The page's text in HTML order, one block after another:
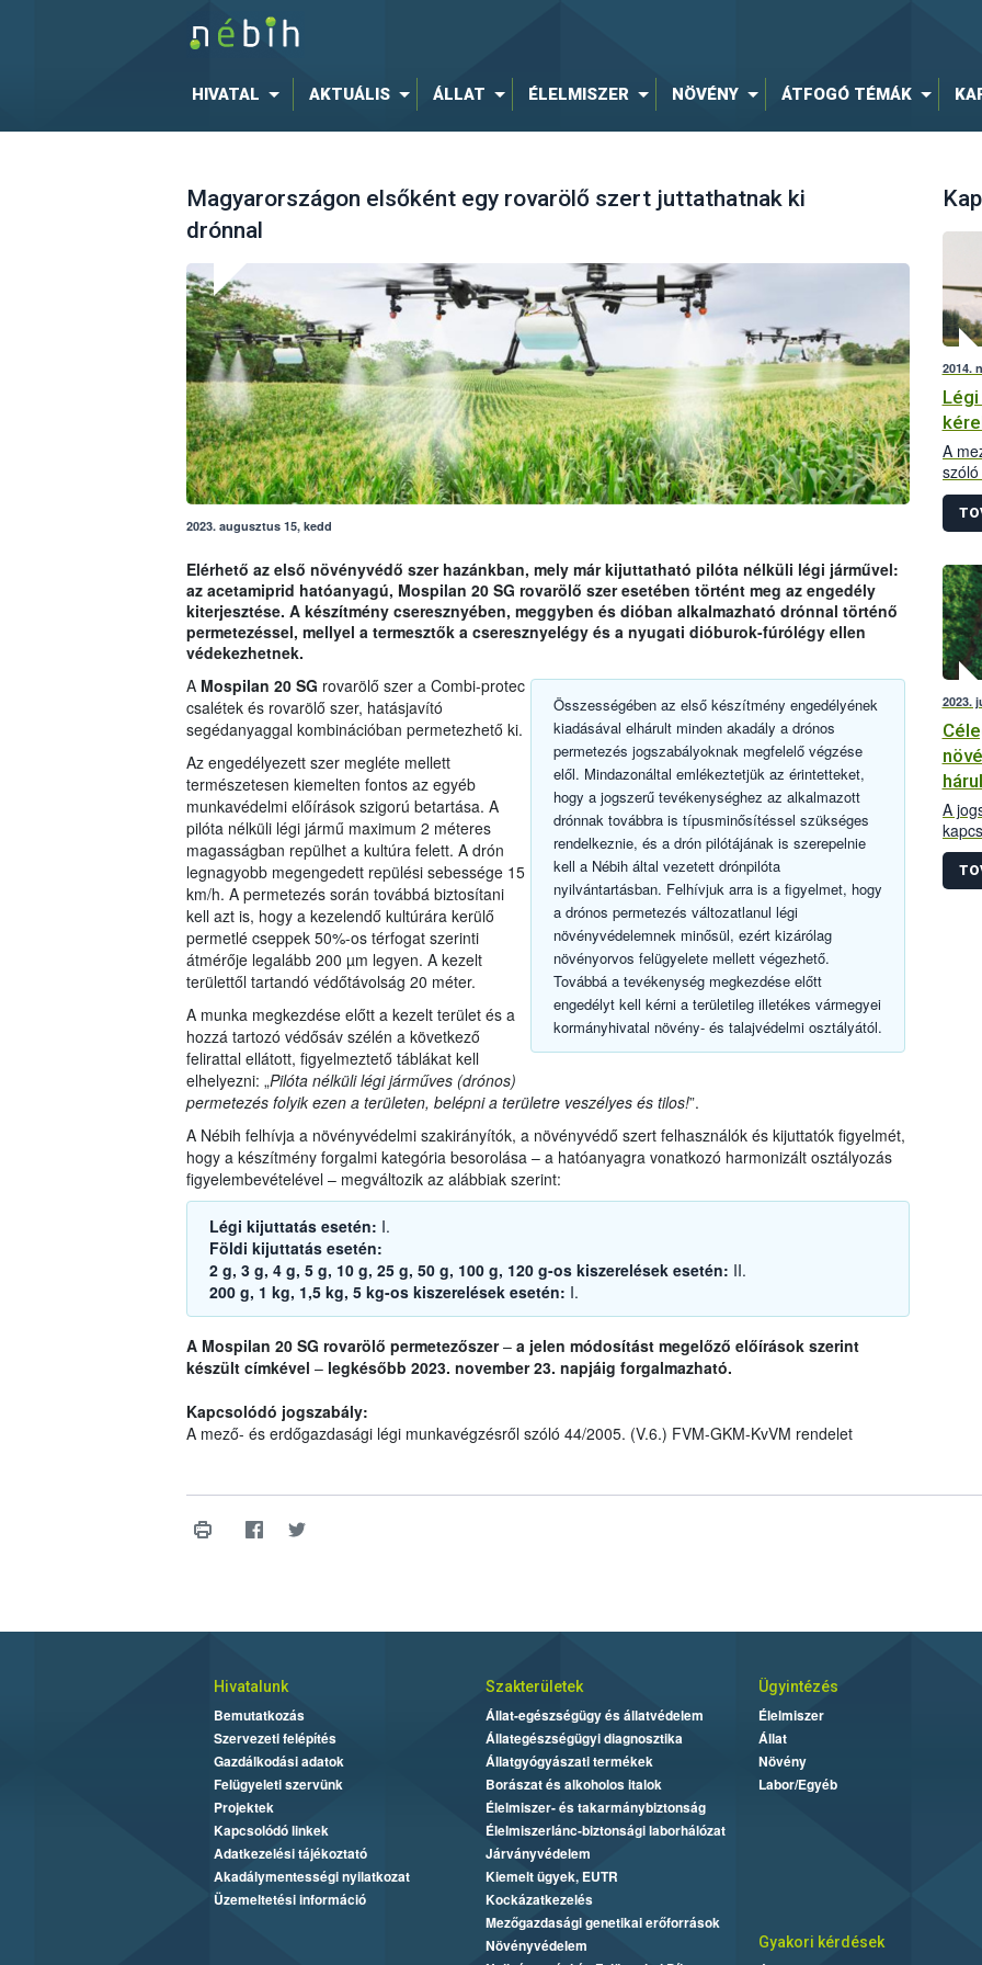
HIVATAL AKTUÁLIS ÁLLAT ÉLELMISZER NÖVÉNY ÁTFOGÓ TÉMÁK
Magyarországon elsőként egy rovarölő szert juttathatnak ki
drónnal
2023. augusztus 15, kedd
Elérhető az első növényvédő szer hazánkban, mely már kijuttatható pilóta nélküli légi járművel:
az acetamiprid hatóanyagú, Mospilan 20 SG rovarölő szer esetében történt meg az engedély
kiterjesztése. A készítmény cseresznyében, meggyben és dióban alkalmazható drónnal történő
permetezéssel, mellyel a termesztők a cseresznyelégy és a nyugati dióburok-fúrólégy ellen
védekezhetnek.
Összességében az első készítmény engedélyének
kiadásával elhárult minden akadály a drónos
permetezés jogszabályoknak megfelelő végzése
elől. Mindazonáltal emlékeztetjük az érintetteket,
hogy a jogszerű tevékenységhez az alkalmazott
drónnak továbbra is típusminősítéssel szükséges
rendelkeznie, és a drón pilótájának is szerepelnie
kell a Nébih által vezetett drónpilóta
nyilvántartásban. Felhívjuk arra is a figyelmet, hogy
a drónos permetezés változatlanul légi
növényvédelemnek minősül, ezért kizárólag
növényorvos felügyelete mellett végezhető.
Továbbá a tevékenység megkezdése előtt
engedélyt kell kérni a területileg illetékes vármegyei
kormányhivatal növény- és talajvédelmi osztályától.
AMospilan 20 SG rovarölő szer a Combi-protec
csalétek és rovarölő szer, hatásjavító
segédanyaggal kombinációban permetezhető ki.
Az engedélyezett szer megléte mellett
természetesen kiemelten fontos az egyéb
munkavédelmi előírások szigorú betartása. A
pilóta nélküli légi jármű maximum 2 méteres
magasságban repülhet a kultúra felett. A drón
legnagyobb megengedett repülési sebessége 15
km/h. A permetezés során továbbá biztosítani
kell azt is, hogy a kezelendő kultúrára kerülő
permetlé cseppek 50%-os térfogat szerinti
átmérője legalább 200 µm legyen. A kezelt
területtől tartandó védőtávolság 20 méter.
A munka megkezdése előtt a kezelt terület és a
hozzá tartozó védősáv szélén a következő
felirattal ellátott, figyelmeztető táblákat kell
elhelyezni: „Pilóta nélküli légi járműves (drónos)
permetezés folyik ezen a területen, belépni a területre veszélyes és tilos!”.
A Nébih felhívja a növényvédelmi szakirányítók, a növényvédő szert felhasználók és kijuttatók figyelmét,
hogy a készítmény forgalmi kategória besorolása – a hatóanyagra vonatkozó harmonizált osztályozás
figyelembevételével – megváltozik az alábbiak szerint:
Légi kijuttatás esetén: I.
Földi kijuttatás esetén:
2 g, 3 g, 4 g, 5 g, 10 g, 25 g, 50 g, 100 g, 120 g-os kiszerelések esetén: II.
200 g, 1 kg, 1,5 kg, 5 kg-os kiszerelések esetén: I.
A Mospilan 20 SG rovarölő permetezőszer– a jelen módosítást megelőző előírások szerint
készült címkével –legkésőbb 2023. november 23. napjáig forgalmazható.
Kapcsolódó jogszabály:
A mező- és erdőgazdasági légi munkavégzésről szóló 44/2005. (V.6.) FVM-GKM-KvVM rendelet
2014.
A
2023.
A
Az
Hivatalunk
Bemutatkozás
Szervezeti felépítés
Gazdálkodási adatok
Felügyeleti szervünk
Projektek
Kapcsolódó linkek
Adatkezelési tájékoztató
Akadálymentességi nyilatkozat
Üzemeltetési információ
Szakterületek
Állat-egészségügy és állatvédelem
Állategészségügyi diagnosztika
Állatgyógyászati termékek
Borászat és alkoholos italok
Élelmiszer- és takarmánybiztonság
Élelmiszerlánc-biztonsági laborhálózat
Járványvédelem
Kiemelt ügyek, EUTR
Kockázatkezelés
Mezőgazdasági genetikai erőforrások
Növényvédelem
Ügyintézés
Élelmiszer
Állat
Növény
Labor/Egyéb
Gyakori kérdések